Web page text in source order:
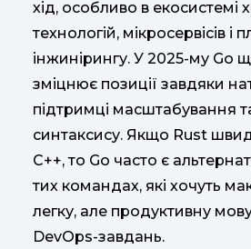
хід, особливо в екосистемі
технологій, мікросервісів і
інжинірингу. У 2025-му Go
зміцнює позиції завдяки
підтримці масштабування
синтаксису. Якщо Rust
C++, то Go часто є
тих командах, які хочуть
легку, але продуктивну
DevOps-завдань.